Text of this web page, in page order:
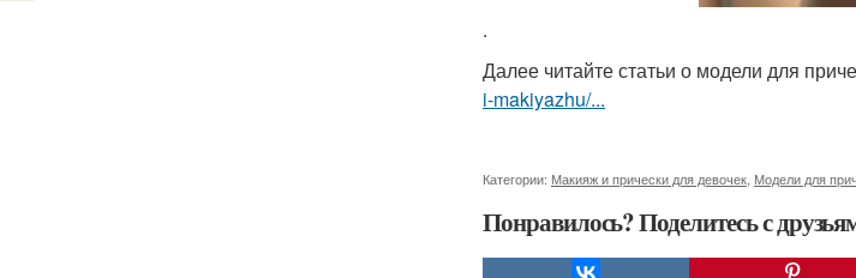
.
Далее читайте статьи о модели для
i-makiyazhu/...
Категории: Макияж и прически для девочек Модели для
Понравилось? Поделитесь с